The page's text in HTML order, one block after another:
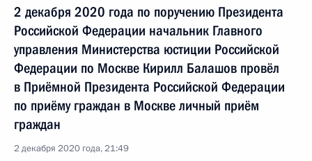
2 декабря 2020 года по поручению Президента
Российской Федерации начальник Главного
управления Министерства юстиции Российской
Федерации по Москве Кирилл Балашов провёл
в Приёмной Президента Российской Федерации
по приёму граждан в Москве личный приём
граждан
2 декабря 2020 года, 21:49